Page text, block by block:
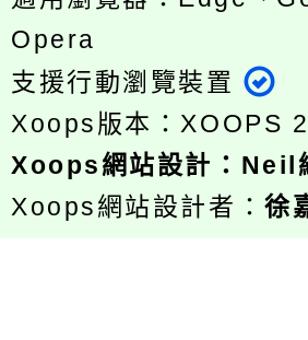
Opera
支援行動瀏覽裝置
Xoops版本： XOOPS
Xoops網站設計 ： Neil
Xoops網站設計者：徐